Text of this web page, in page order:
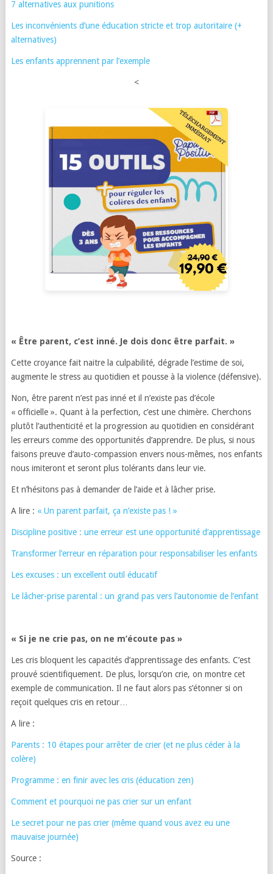
7 alternatives aux punitions
Les inconvénients d’une éducation stricte et trop autoritaire (+
alternatives)
Les enfants apprennent par l’exemple
<
« Être parent, c’est inné. Je dois donc être parfait. »
Cette croyance fait naitre la culpabilité, dégrade l’estime de soi,
augmente le stress au quotidien et pousse à la violence (défensive).
Non, être parent n’est pas inné et il n’existe pas d’école
« officielle ». Quant à la perfection, c’est une chimère. Cherchons
plutôt l’authenticité et la progression au quotidien en considérant
les erreurs comme des opportunités d’apprendre. De plus, si nous
faisons preuve d’auto-compassion envers nous-mêmes, nos enfants
nous imiteront et seront plus tolérants dans leur vie.
Et n’hésitons pas à demander de l’aide et à lâcher prise.
A lire : « Un parent parfait, ça n’existe pas ! »
Discipline positive : une erreur est une opportunité d’apprentissage
Transformer l’erreur en réparation pour responsabiliser les enfants
Les excuses : un excellent outil éducatif
Le lâcher-prise parental : un grand pas vers l’autonomie de l’enfant
« Si je ne crie pas, on ne m’écoute pas »
Les cris bloquent les capacités d’apprentissage des enfants. C’est
prouvé scientifiquement. De plus, lorsqu’on crie, on montre cet
exemple de communication. Il ne faut alors pas s’étonner si on
reçoit quelques cris en retour…
A lire :
Parents : 10 étapes pour arrêter de crier (et ne plus céder à la
colère)
Programme : en finir avec les cris (éducation zen)
Comment et pourquoi ne pas crier sur un enfant
Le secret pour ne pas crier (même quand vous avez eu une
mauvaise journée)
Source :